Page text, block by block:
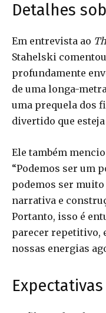
Detalhes
Em entrevista ao
Stahelski
profundamente
de uma longa-
uma prequela dos
divertido que
Ele também
“Podemos ser um
podemos ser
narrativa e
Portanto, isso é
parecer repetitivo,
nossas energias